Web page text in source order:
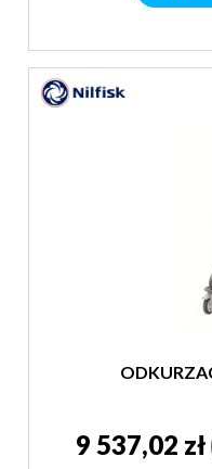
9 537,02 zł